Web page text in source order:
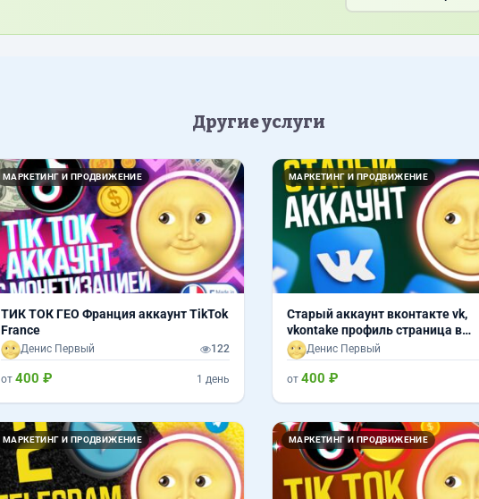
Другие услуги
МАРКЕТИНГ И ПРОДВИЖЕНИЕ
ТИК ТОК ГЕО Франция аккаунт TikTok
France
Денис Первый 122
от 400 ₽ 1 день
МАРКЕТИНГ И ПРОДВИЖЕНИЕ
Старый аккаунт вконтакте vk,
vkontake профиль страница в
контакте с отлежкой
Денис Первый
от 400 ₽
МАРКЕТИНГ И ПРОДВИЖЕНИЕ МАРКЕТИНГ И ПРОДВИЖЕНИЕ